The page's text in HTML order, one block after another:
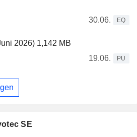
30.06.
EQ
2026) 1,142 MB
19.06.
PU
SE